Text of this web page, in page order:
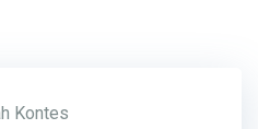
Kontes